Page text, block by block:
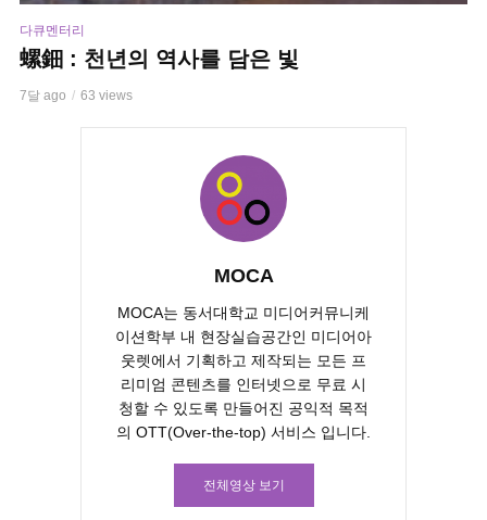
다큐멘터리
螺鈿 : 천년의 역사를 담은 빛
7달 ago 63 views
MOCA
MOCA는 동서대학교 미디어커뮤니케
이션학부 내 현장실습공간인 미디어아
웃렛에서 기획하고 제작되는 모든 프
리미엄 콘텐츠를 인터넷으로 무료 시
청할 수 있도록 만들어진 공익적 목적
의 OTT(Over-the-top) 서비스 입니다.
전체영상 보기